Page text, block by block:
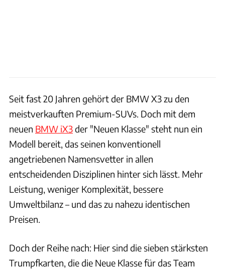
Seit fast 20 Jahren gehört der BMW X3 zu den
meistverkauften Premium-SUVs. Doch mit dem
neuen BMW iX3der "Neuen Klasse" steht nun ein
Modell bereit, das seinen konventionell
angetriebenen Namensvetter in allen
entscheidenden Disziplinen hinter sich lässt. Mehr
Leistung, weniger Komplexität, bessere
Umweltbilanz – und das zu nahezu identischen
Preisen.
Doch der Reihe nach: Hier sind die sieben stärksten
Trumpfkarten, die die Neue Klasse für das Team